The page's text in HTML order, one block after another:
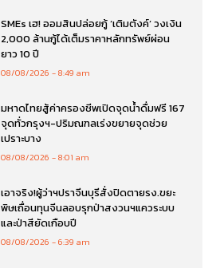
SMEs เฮ! ออมสินปล่อยกู้ ‘เติมตังค์’ วงเงิน
2,000 ล้านกู้ได้เต็มราคาหลักทรัพย์ผ่อน
ยาว 10 ปี
08/08/2026 8:49 am
มหาดไทยสู้ค่าครองชีพเปิดจุดน้ำดื่มฟรี 167
จุดทั่วกรุงฯ-ปริมณฑลเร่งขยายจุดช่วย
เปราะบาง
08/08/2026 8:01 am
เอาจริง!ผู้ว่าฯปราจีนบุรีสั่งปิดตายรง.ขยะ
พิษเถื่อนทุนจีนลอบรุกป่าสงวนฯแควระบบ
และป่าสียัดเกือบปี
08/08/2026 6:39 am